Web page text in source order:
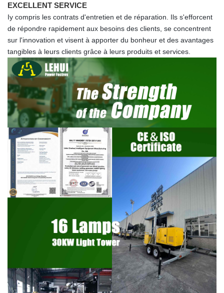
EXCELLENT SERVICE
Iy compris les contrats d'entretien et de réparation. Ils s'efforcent
de répondre rapidement aux besoins des clients, se concentrent
sur l'innovation et visent à apporter du bonheur et des avantages
tangibles à leurs clients grâce à leurs produits et services.